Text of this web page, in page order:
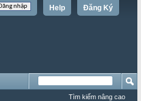
Đăng Ký
Help
Tìm kiếm nâng cao